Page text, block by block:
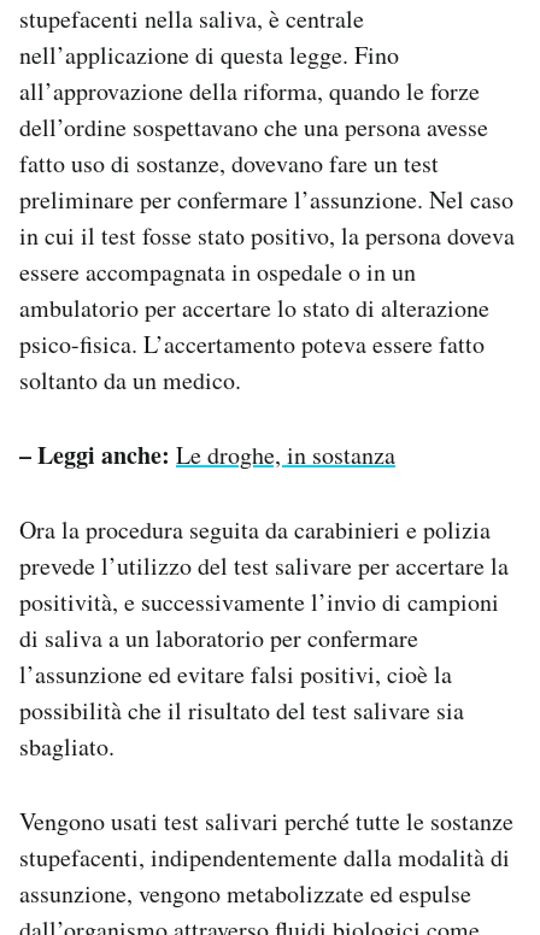
stupefacenti nella saliva, è centrale
nell’applicazione di questa legge. Fino
all’approvazione della riforma, quando le forze
dell’ordine sospettavano che una persona avesse
fatto uso di sostanze, dovevano fare un test
preliminare per confermare l’assunzione. Nel caso
in cui il test fosse stato positivo, la persona doveva
essere accompagnata in ospedale o in un
ambulatorio per accertare lo stato di alterazione
psico-fisica. L’accertamento poteva essere fatto
soltanto da un medico.
– Leggi anche: Le droghe, in sostanza
Ora la procedura seguita da carabinieri e polizia
prevede l’utilizzo del test salivare per accertare la
positività, e successivamente l’invio di campioni
di saliva a un laboratorio per confermare
l’assunzione ed evitare falsi positivi, cioè la
possibilità che il risultato del test salivare sia
sbagliato.
Vengono usati test salivari perché tutte le sostanze
stupefacenti, indipendentemente dalla modalità di
assunzione, vengono metabolizzate ed espulse